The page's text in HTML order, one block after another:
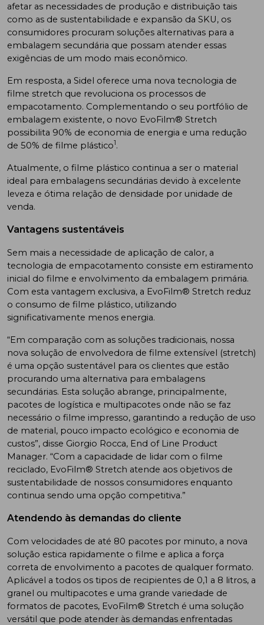
afetar as necessidades de produção e distribuição tais
como as de sustentabilidade e expansão da SKU, os
consumidores procuram soluções alternativas para a
embalagem secundária que possam atender essas
exigências de um modo mais econômico.
Em resposta, a Sidel oferece uma nova tecnologia de
filme stretch que revoluciona os processos de
empacotamento. Complementando o seu portfólio de
embalagem existente, o novo EvoFilm® Stretch
possibilita 90% de economia de energia e uma redução
de 50% de filme plástico1.
Atualmente, o filme plástico continua a ser o material
ideal para embalagens secundárias devido à excelente
leveza e ótima relação de densidade por unidade de
venda.
Vantagens sustentáveis
Sem mais a necessidade de aplicação de calor, a
tecnologia de empacotamento consiste em estiramento
inicial do filme e envolvimento da embalagem primária.
Com esta vantagem exclusiva, a EvoFilm® Stretch reduz
o consumo de filme plástico, utilizando
significativamente menos energia.
“Em comparação com as soluções tradicionais, nossa
nova solução de envolvedora de filme extensível (stretch)
é uma opção sustentável para os clientes que estão
procurando uma alternativa para embalagens
secundárias. Esta solução abrange, principalmente,
pacotes de logística e multipacotes onde não se faz
necessário o filme impresso, garantindo a redução de uso
de material, pouco impacto ecológico e economia de
custos”, disse Giorgio Rocca, End of Line Product
Manager. “Com a capacidade de lidar com o filme
reciclado, EvoFilm® Stretch atende aos objetivos de
sustentabilidade de nossos consumidores enquanto
continua sendo uma opção competitiva.”
Atendendo às demandas do cliente
Com velocidades de até 80 pacotes por minuto, a nova
solução estica rapidamente o filme e aplica a força
correta de envolvimento a pacotes de qualquer formato.
Aplicável a todos os tipos de recipientes de 0,1 a 8 litros, a
granel ou multipacotes e uma grande variedade de
formatos de pacotes, EvoFilm® Stretch é uma solução
versátil que pode atender às demandas enfrentadas